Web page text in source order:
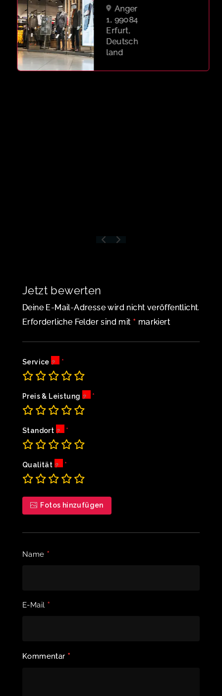
Anger
1, 99084
Erfurt,
Deutsch
land
Jetzt bewerten
Deine E-Mail-Adresse wird nicht veröffentlicht.
Erforderliche Felder sind mit * markiert
Service
Preis & Leistung
Standort
Qualität
Fotos hinzufügen
Name *
E-Mail *
Kommentar *